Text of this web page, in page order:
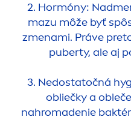
2. Hormóny:
mazu môže byť
zmenami. Práve
puberty, ale aj
3. Nedostatočná
obliečky a
nahromadenie